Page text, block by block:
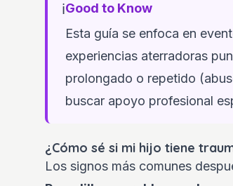
ℹ️Good to Know
Esta guía se enfoca en
experiencias aterradoras
prolongado o repetido
buscar apoyo profesional
¿Cómo sé si mi hijo tiene
Los signos más comunes